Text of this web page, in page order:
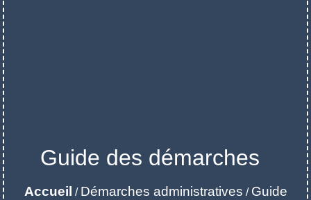
Guide des démarches
Accueil / Démarches administratives / Guide